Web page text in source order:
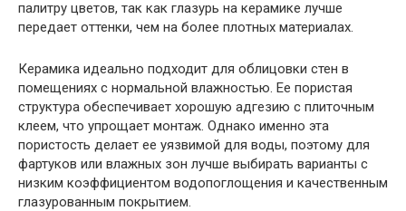
палитру цветов, так как глазурь на керамике лучше
передает оттенки, чем на более плотных материалах.
Керамика идеально подходит для облицовки стен в
помещениях с нормальной влажностью. Ее пористая
структура обеспечивает хорошую адгезию с плиточным
клеем, что упрощает монтаж. Однако именно эта
пористость делает ее уязвимой для воды, поэтому для
фартуков или влажных зон лучше выбирать варианты с
низким коэффициентом водопоглощения и качественным
глазурованным покрытием.